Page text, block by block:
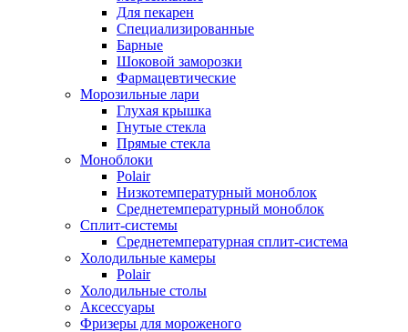
Для пекарен
Специализированные
Барные
Шоковой заморозки
Фармацевтические
Морозильные лари
Глухая крышка
Гнутые стекла
Прямые стекла
Моноблоки
Polair
Низкотемпературный моноблок
Среднетемпературный моноблок
Сплит-системы
Среднетемпературная сплит-система
Холодильные камеры
Polair
Холодильные столы
Аксессуары
Фризеры для мороженого